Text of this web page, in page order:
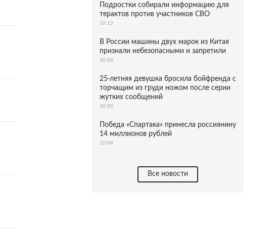
Подростки собирали информацию для
терактов против участников СВО
10:12
В России машины двух марок из Китая
признали небезопасными и запретили
10:06
25-летняя девушка бросила бойфренда с
торчащим из груди ножом после серии
жутких сообщений
10:05
Победа «Спартака» принесла россиянину
14 миллионов рублей
10:04
Все новости